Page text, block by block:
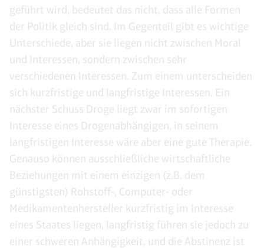
geführt wird, bedeutet das nicht, dass alle Formen
der Politik gleich sind. Im Gegenteil gibt es wichtige
Unterschiede, aber sie liegen nicht zwischen Moral
und Interessen, sondern zwischen sehr
verschiedenen Interessen. Zum einem unterscheiden
sich kurzfristige und langfristige Interessen. Ein
nächster Schuss Droge liegt zwar im sofortigen
Interesse eines Drogenabhängigen, in seinem
langfristigen Interesse wäre aber eine gute Therapie.
Genauso können ausschließliche wirtschaftliche
Beziehungen mit einem einzigen (z.B. dem
günstigsten) Rohstoff-, Computer- oder
Medikamentenhersteller kurzfristig im Interesse
eines Staates liegen, langfristig führen sie jedoch zu
einer schweren Anhängigkeit, und die Abstinenz ist